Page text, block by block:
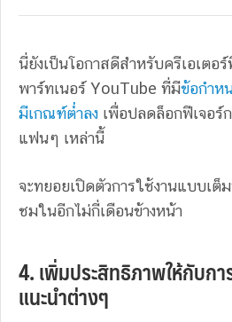
นี่ยังเป็นโอกาสดีสำหรับครีเอเตอ
พาร์ทเนอร์ YouTube ที่มีข้อกำห
มีเกณฑ์ต่ำลง เพื่อปลดล็อกฟีเจอร์
แฟนๆ เหล่านี้
จะทยอยเปิดตัวการใช้งานแบบเ
ชมในอีกไม่กี่เดือนข้างหน้า
4. เพิ่มประสิทธิภาพให้กับก
แนะนำต่างๆ